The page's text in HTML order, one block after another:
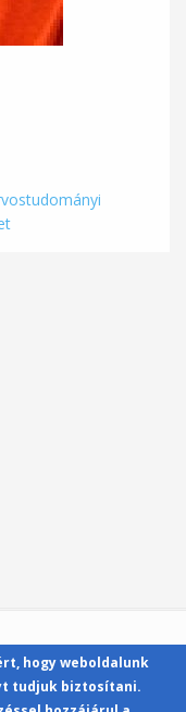
hogy weboldalunk
tudjuk biztosítani.